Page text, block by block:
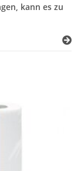
kann es zu